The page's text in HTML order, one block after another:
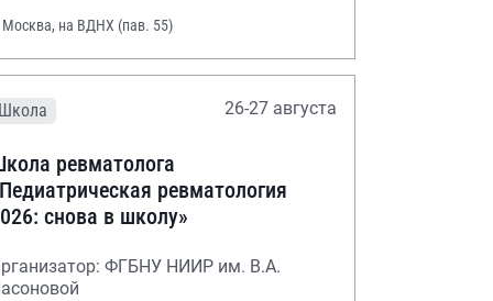
Москва, на ВДНХ (пав. 55)
26-27 августа
ревматолога
ревматология
снова в школу»
ФГБНУ НИИР им. В.А.